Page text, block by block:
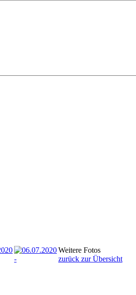
Weitere Fotos
zurück zur Übersicht